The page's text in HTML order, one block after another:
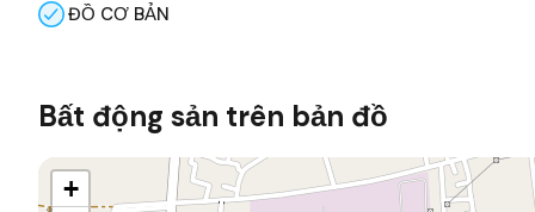
ĐỒ CƠ BẢN
Bất động sản trên bản đồ
+